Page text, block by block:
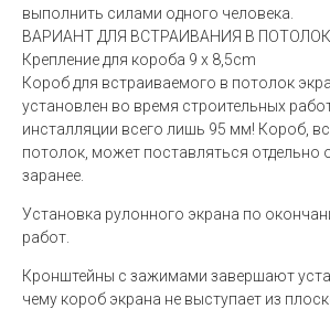
выполнить силами одного человека.
ВАРИАНТ ДЛЯ ВСТРАИВАНИЯ В ПОТОЛОК
Крепление для короба 9 x 8,5cm
Короб для встраиваемого в потолок
установлен во время строительных
инсталляции всего лишь 95 мм! Короб,
потолок, может поставляться отдельно
заранее.
Установка рулонного экрана по
работ.
Кронштейны с зажимами завершают
чему короб экрана не выступает из